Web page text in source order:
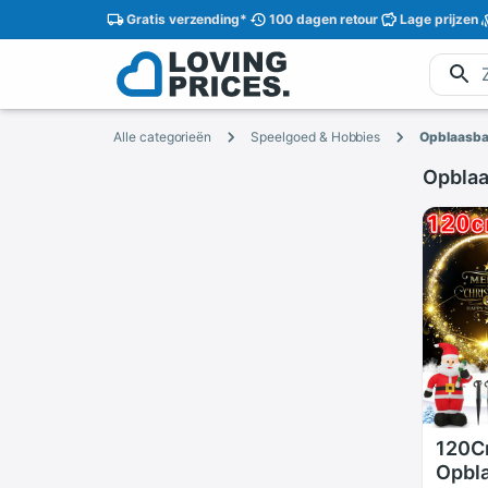
Gratisverzending* 100 dagenretour Lage prijzen
Alle categorieën Speelgoed & Hobbies